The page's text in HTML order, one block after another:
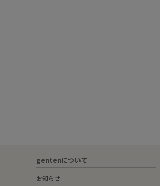
gentenについて
お知らせ